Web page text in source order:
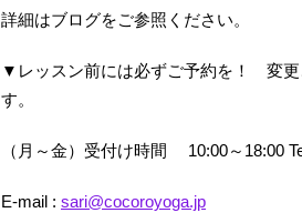
詳細はブログをご参照ください。
▼レッスン前には必ずご予約を！ 変更
す。
（月～金）受付け時間 10:00～18:00
E-mail : sari@cocoroyoga.jp